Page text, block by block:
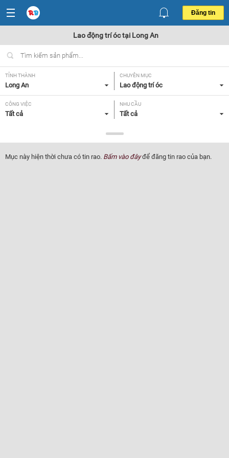
Đăng tin
Lao động trí óc tại Long An
TỈNH THÀNH
Long An
CHUYÊN MỤC
Lao động trí óc
CÔNG VIỆC
Tất cả
NHU CẦU
Tất cả
Tất cả
Mục này hiện thời chưa có tin rao. Bấm vào đâyđể đăng tin rao của bạn.